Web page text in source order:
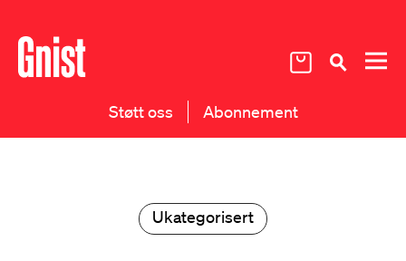
Støtt oss Abonnement
Ukategorisert